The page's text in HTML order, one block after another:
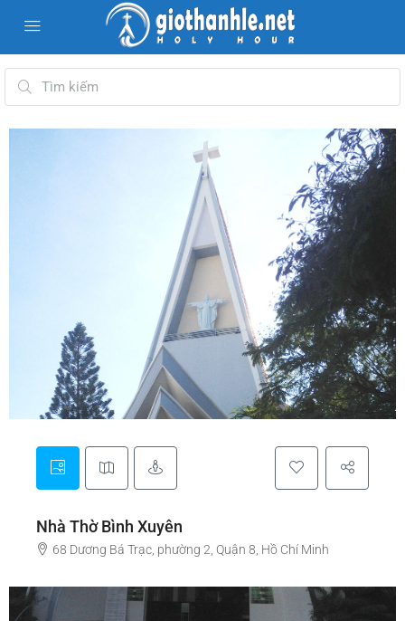
Nhà Thờ Bình Xuyên
68 Dương Bá Trạc, phường 2, Quận 8, Hồ Chí Minh